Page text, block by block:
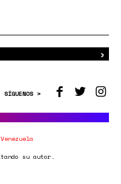
›
SÍGUENOS >
su autor.